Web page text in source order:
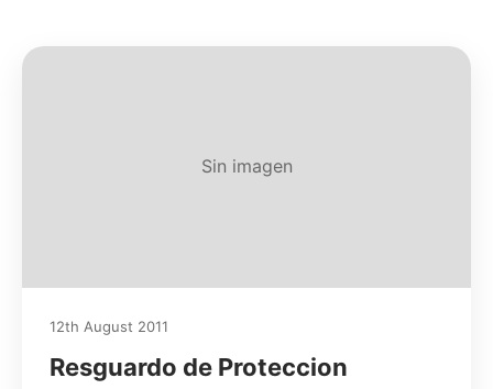
Sin imagen
12th August 2011
Resguardo de Proteccion